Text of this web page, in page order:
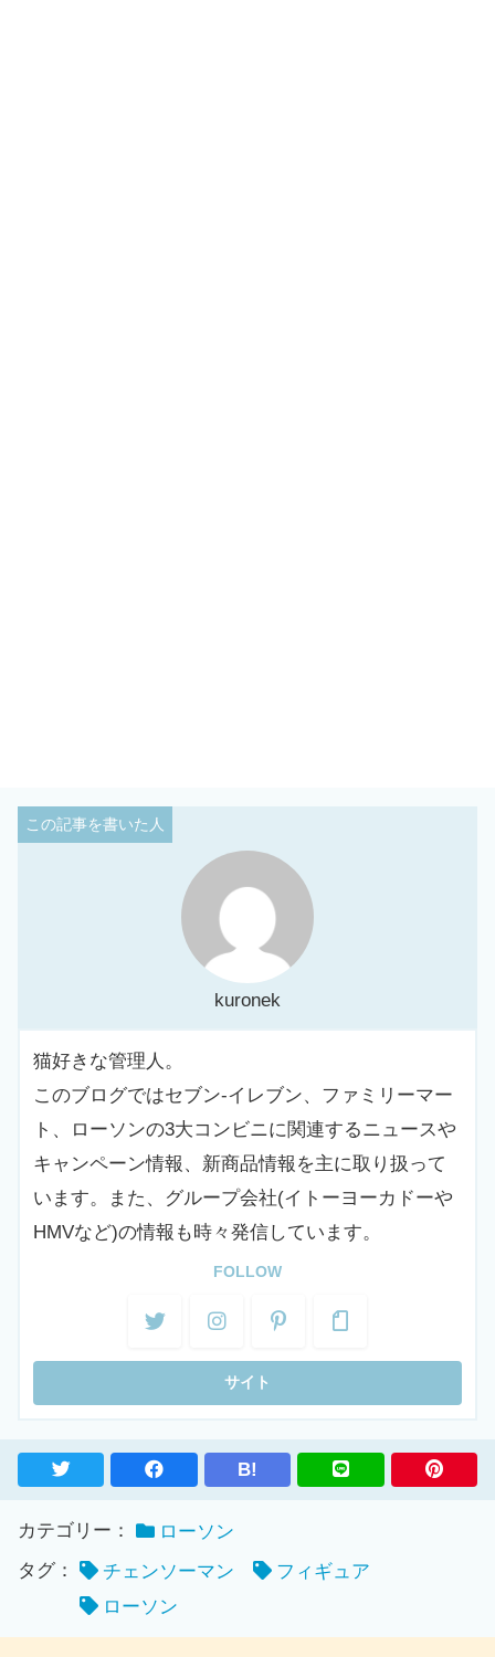
kuronek
猫好きな管理人。
このブログではセブン-イレブン、ファミリーマー
ト、ローソンの3大コンビニに関連するニュースや
キャンペーン情報、新商品情報を主に取り扱って
います。また、グループ会社(イトーヨーカドーや
HMVなど)の情報も時々発信しています。
FOLLOW
B!
カテゴリー：
ローソン
タグ：
チェンソーマン
フィギュア
ローソン